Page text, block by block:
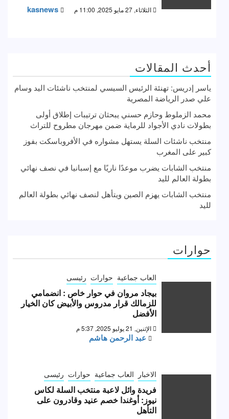
الثلاثاء, 27 مايو 2025, 11:00 م kasnews
أحدث المقالات
ياسر إدريس: تهنئة الرئيس السيسي لمنتخب ناشئات اليد وسام
علي صدر الرياضة المصرية
محمد الزملوط وحازم حسني يبحثان ترتيبات إطلاق أولى
بطولات نادي الأجواد للرماية ضمن مهرجان مطروح للتراث
منتخب ناشئات السلة يستهل مشواره في الأفروباسكت بفوز
كبير على المغرب
منتخب الشابات يضرب موعدًا ناريًا مع إسبانيا في نصف نهائي
بطولة العالم لليد
منتخب الشابات يهزم الصين ويتأهل لنصف نهائي بطولة العالم
لليد
حوارات
العاب جماعية حوارات رئيسى
بيجاد مروان في حوار خاص : انضمامي
للزمالك قرار مدروس والأبيض كان الخيار
الأفضل
الإثنين, 21 يوليو 2025, 5:37 م
عبد الرحمن هاشم
الاخبار العاب جماعية حوارات رئيسى
فريدة وائل لاعبة منتخب السلة لكاس
نيوز: أوغندا خصم عنيد وقادرون على
التأهل